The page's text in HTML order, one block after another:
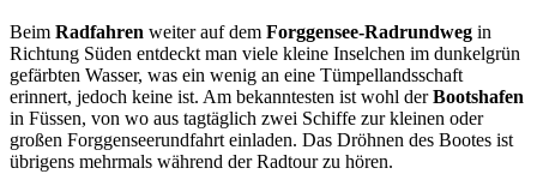
Beim Radfahren weiter auf dem Forggensee-Radrundweg in
Richtung Süden entdeckt man viele kleine Inselchen im dunkelgrün
gefärbten Wasser, was ein wenig an eine Tümpellandsschaft
erinnert, jedoch keine ist. Am bekanntesten ist wohl derBootshafen
in Füssen, von wo aus tagtäglich zwei Schiffe zur kleinen oder
großen Forggenseerundfahrt einladen. Das Dröhnen des Bootes ist
übrigens mehrmals während der Radtour zu hören.